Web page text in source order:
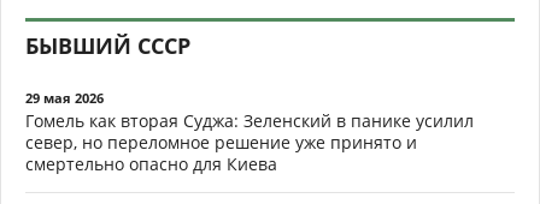
БЫВШИЙ СССР
29 мая 2026
Гомель как вторая Суджа: Зеленский в панике усилил
север, но переломное решение уже принято и
смертельно опасно для Киева